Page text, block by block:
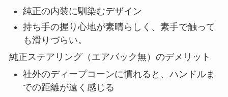
純正の内装に馴染むデザイン
持ち手の握り心地が素晴らしく、素手で触って
も滑りづらい。
純正ステアリング（エアバック無）のデメリット
社外のディープコーンに慣れると、ハンドルま
での距離が遠く感じる